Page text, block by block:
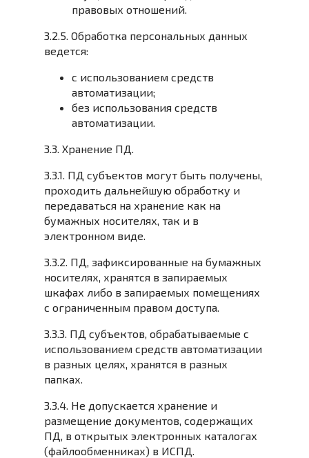
правовых отношений.
3.2.5. Обработка персональных данных
ведется:
с использованием средств
автоматизации;
без использования средств
автоматизации.
3.3. Хранение ПД.
3.3.1. ПД субъектов могут быть получены,
проходить дальнейшую обработку и
передаваться на хранение как на
бумажных носителях, так и в
электронном виде.
3.3.2. ПД, зафиксированные на бумажных
носителях, хранятся в запираемых
шкафах либо в запираемых помещениях
с ограниченным правом доступа.
3.3.3. ПД субъектов, обрабатываемые с
использованием средств автоматизации
в разных целях, хранятся в разных
папках.
3.3.4. Не допускается хранение и
размещение документов, содержащих
ПД, в открытых электронных каталогах
(файлообменниках) в ИСПД.